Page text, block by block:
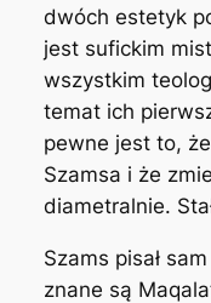
dwóch estetyk
jest sufickim
wszystkim
temat ich
pewne jest to,
Szamsa i że
diametralnie.
Szams pisał
znane są